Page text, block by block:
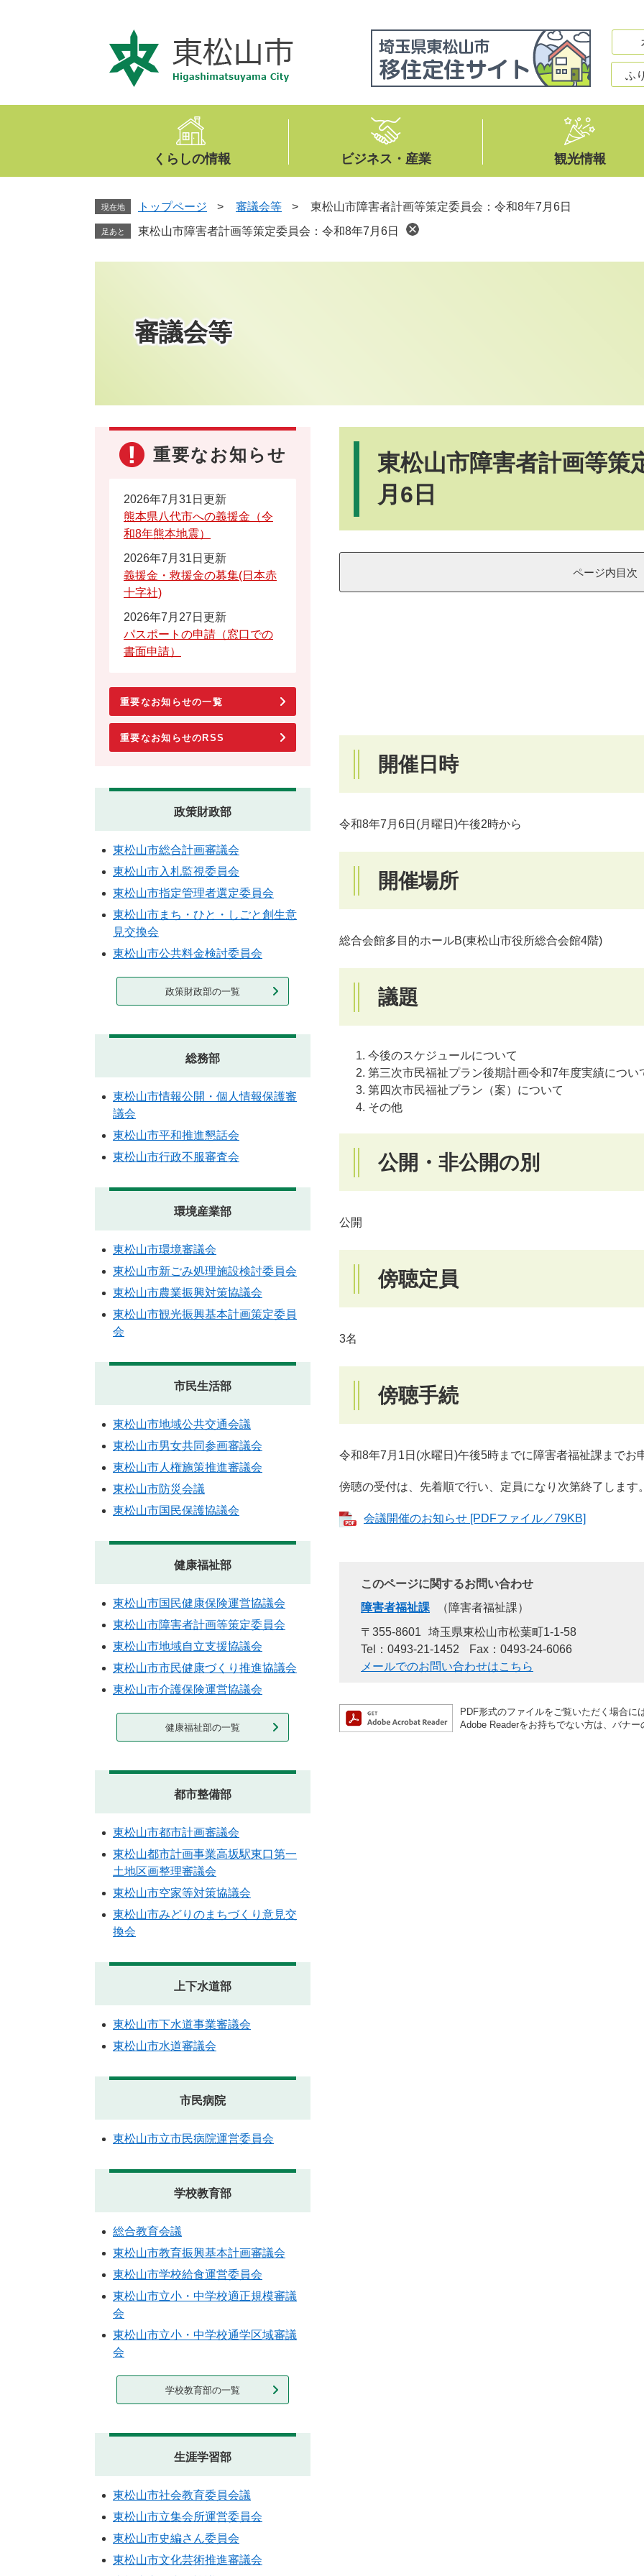
文
ふ
くらしの情報 ビジネス・産業 観光情報
現在地 トップページ > 審議会等 > 東松山市障害者計画等策定委員会：令和8年7月6日
足あと 東松山市障害者計画等策定委員会：令和8年7月6日
審議会等
東松山市障害者計画等策
月6日
ページ内目次
開催日時
令和8年7月6日(月曜日)午後2時から
開催場所
総合会館多目的ホールB(東松山市役所総合会館4階)
議題
今後のスケジュールについて
第三次市民福祉プラン後期計画令和7年度実績につい
第四次市民福祉プラン（案）について
その他
公開・非公開の別
公開
傍聴定員
3名
傍聴手続
令和8年7月1日(水曜日)午後5時までに障害者福祉課までお
傍聴の受付は、先着順で行い、定員になり次第終了します
会議開催のお知らせ [PDFファイル／79KB]
このページに関するお問い合わせ
障害者福祉課
障害者福祉課
〒355-8601
埼玉県東松山市松葉町1-1-58
Tel：0493-21-1452
Fax：0493-24-6066
メールでのお問い合わせはこちら
PDF形式のファイルをご覧いただく場合に
Adobe Readerをお持ちでない方は、バナ
重要なお知らせ
2026年7月31日更新
熊本県八代市への義援金（令
和8年熊本地震）
2026年7月31日更新
義援金・救援金の募集(日本赤
十字社)
2026年7月27日更新
パスポートの申請（窓口での
書面申請）
重要なお知らせの一覧
重要なお知らせのRSS
政策財政部
東松山市総合計画審議会
東松山市入札監視委員会
東松山市指定管理者選定委員会
東松山市まち・ひと・しごと創生意
見交換会
東松山市公共料金検討委員会
政策財政部の一覧
総務部
東松山市情報公開・個人情報保護審
議会
東松山市平和推進懇話会
東松山市行政不服審査会
環境産業部
東松山市環境審議会
東松山市新ごみ処理施設検討委員会
東松山市農業振興対策協議会
東松山市観光振興基本計画策定委員
会
市民生活部
東松山市地域公共交通会議
東松山市男女共同参画審議会
東松山市人権施策推進審議会
東松山市防災会議
東松山市国民保護協議会
健康福祉部
東松山市国民健康保険運営協議会
東松山市障害者計画等策定委員会
東松山市地域自立支援協議会
東松山市市民健康づくり推進協議会
東松山市介護保険運営協議会
健康福祉部の一覧
都市整備部
東松山市都市計画審議会
東松山都市計画事業高坂駅東口第一
土地区画整理審議会
東松山市空家等対策協議会
東松山市みどりのまちづくり意見交
換会
上下水道部
東松山市下水道事業審議会
東松山市水道審議会
市民病院
東松山市立市民病院運営委員会
学校教育部
総合教育会議
東松山市教育振興基本計画審議会
東松山市学校給食運営委員会
東松山市立小・中学校適正規模審議
会
東松山市立小・中学校通学区域審議
会
学校教育部の一覧
生涯学習部
東松山市社会教育委員会議
東松山市立集会所運営委員会
東松山市史編さん委員会
東松山市文化芸術推進審議会